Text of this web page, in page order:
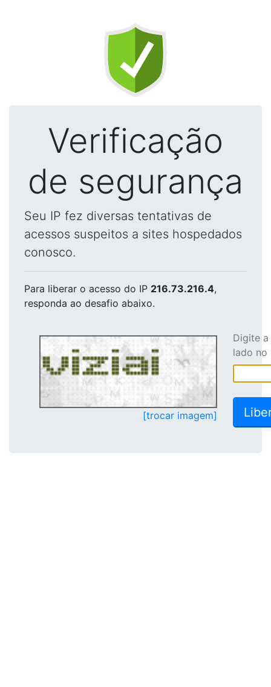
Verificação
de segurança
Seu IP fez diversas tentativas de
acessos suspeitos a sites hospedados
conosco.
Para liberar o acesso do IP 216.73.216.4,
responda ao desafio abaixo.
[trocar imagem]
Digite
lado no